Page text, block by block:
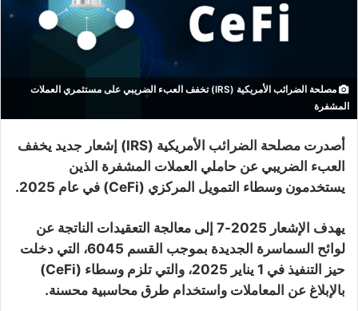
مصلحة الضرائب الأمريكية (IRS) تخفف العبء الضريبي على مستثمري العملات
المشفرة
أصدرت مصلحة الضرائب الأمريكية (IRS) إشعار جديد يخفف
العبء الضريبي عن حاملي العملات المشفرة الذين
يستخدمون وسطاء التمويل المركزي (CeFi) في عام 2025.
يهدف الإشعار 2025-7 إلى معالجة التعقيدات الناتجة عن
لوائح السماسرة الجديدة بموجب القسم 6045، التي دخلت
حيز التنفيذ في 1 يناير 2025، والتي تلزم وسطاء (CeFi)
بالإبلاغ عن المعاملات واستخدام طرق محاسبية محسنة.